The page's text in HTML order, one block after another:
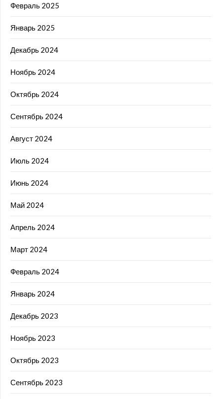
Февраль 2025
Январь 2025
Декабрь 2024
Ноябрь 2024
Октябрь 2024
Сентябрь 2024
Август 2024
Июль 2024
Июнь 2024
Май 2024
Апрель 2024
Март 2024
Февраль 2024
Январь 2024
Декабрь 2023
Ноябрь 2023
Октябрь 2023
Сентябрь 2023